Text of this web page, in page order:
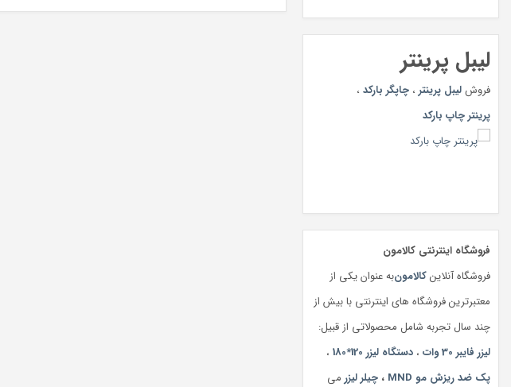
لیبل پرینتر
فروشلیبل پرینتر ، چاپگر بارکد ،
پرینتر چاپ بارکد
فروشگاه اینترنتی کالامون
فروشگاه آنلاینکالامونبه عنوان یکی از
معتبرترین فروشگاه های اینترنتی با بیش از
چند سال تجربه شامل محصولاتی از قبیل:
لیزر فایبر 30 وات
، دستگاه لیزر 120*180
،
پک ضد ریزش مو MND
، چیلر لیزر می